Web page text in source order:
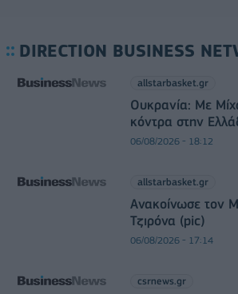
DIRECTION BUSINESS
allstarbasket.gr
Ουκρανία: Με
κόντρα στην
06/08/2026 - 18:12
allstarbasket.gr
Ανακοίνωσε τον
Τζιρόνα (pic)
06/08/2026 - 17:14
csrnews.gr